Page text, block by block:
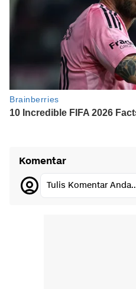
Komentar
Tulis Komentar